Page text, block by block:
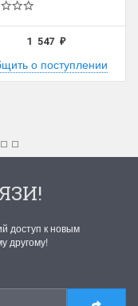
1 547₽
о поступлении
доступ к новым
другому!